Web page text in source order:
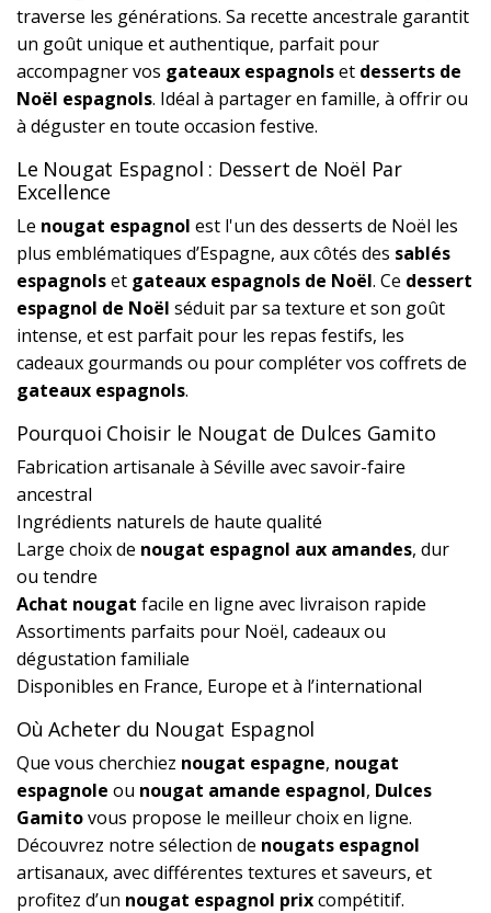
traverse les générations. Sa recette ancestrale garantit
un goût unique et authentique, parfait pour
accompagner vos gateaux espagnolset desserts de
Noël espagnols. Idéal à partager en famille, à offrir ou
à déguster en toute occasion festive.
Le Nougat Espagnol : Dessert de Noël Par
Excellence
Le nougat espagnol est l'un des desserts de Noël les
plus emblématiques d’Espagne, aux côtés des sablés
espagnolset gateaux espagnols de Noël. Ce dessert
espagnol de Noël séduit par sa texture et son goût
intense, et est parfait pour les repas festifs, les
cadeaux gourmands ou pour compléter vos coffrets de
gateaux espagnols.
Pourquoi Choisir le Nougat de Dulces Gamito
Fabrication artisanale à Séville avec savoir-faire
ancestral
Ingrédients naturels de haute qualité
Large choix de nougat espagnol aux amandes, dur
ou tendre
Achat nougat facile en ligne avec livraison rapide
Assortiments parfaits pour Noël, cadeaux ou
dégustation familiale
Disponibles en France, Europe et à l’international
Où Acheter du Nougat Espagnol
Que vous cherchiez nougat espagne, nougat
espagnole ou nougat amande espagnol, Dulces
Gamitovous propose le meilleur choix en ligne.
Découvrez notre sélection de nougats espagnol
artisanaux, avec différentes textures et saveurs, et
profitez d’un nougat espagnol prixcompétitif.